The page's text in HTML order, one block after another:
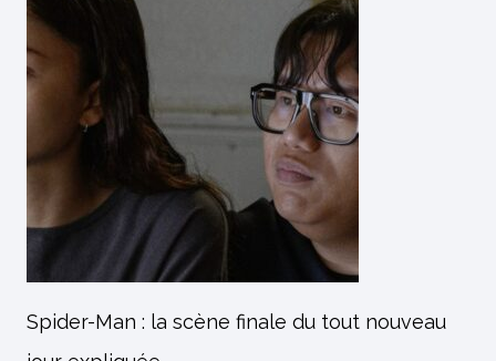
Spider-Man : la scène finale du tout nouveau